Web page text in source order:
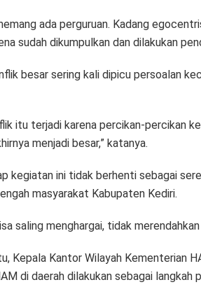
ada perguruan. Kadang
sudah dikumpulkan dan dilakukan
besar sering kali dipicu persoalan
itu terjadi karena percikan-percikan
menjadi besar,” katanya.
kegiatan ini tidak berhenti sebagai
masyarakat Kabupaten Kediri.
saling menghargai, tidak
Kepala Kantor Wilayah Kementerian
di daerah dilakukan sebagai